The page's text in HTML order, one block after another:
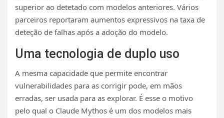
superior ao detetado com modelos anteriores. Vários
parceiros reportaram aumentos expressivos na taxa de
deteção de falhas após a adoção do modelo.
Uma tecnologia de duplo uso
A mesma capacidade que permite encontrar
vulnerabilidades para as corrigir pode, em mãos
erradas, ser usada para as explorar. É esse o motivo
pelo qual o Claude Mythos é um dos modelos mais